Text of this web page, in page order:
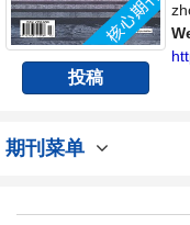
投稿
期刊菜单